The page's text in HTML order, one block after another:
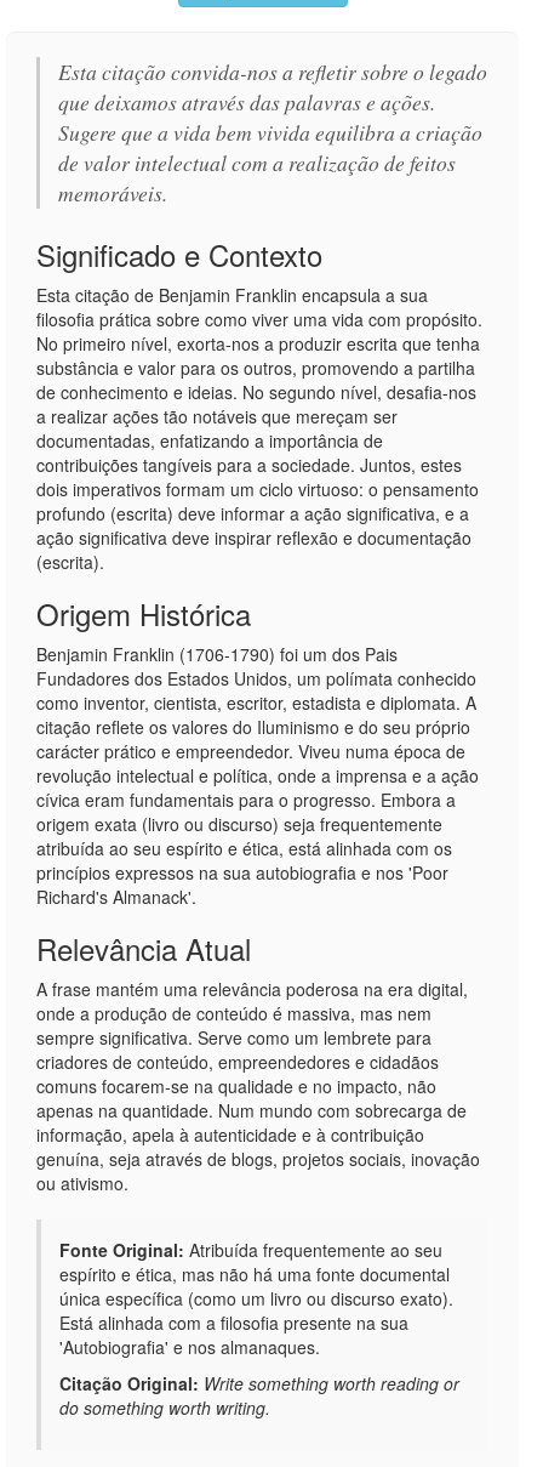
Esta citação convida-nos a refletir sobre o legado
que deixamos através das palavras e ações.
Sugere que a vida bem vivida equilibra a criação
de valor intelectual com a realização de feitos
memoráveis.
Significado e Contexto
Esta citação de Benjamin Franklin encapsula a sua
filosofia prática sobre como viver uma vida com propósito.
No primeiro nível, exorta-nos a produzir escrita que tenha
substância e valor para os outros, promovendo a partilha
de conhecimento e ideias. No segundo nível, desafia-nos
a realizar ações tão notáveis que mereçam ser
documentadas, enfatizando a importância de
contribuições tangíveis para a sociedade. Juntos, estes
dois imperativos formam um ciclo virtuoso: o pensamento
profundo (escrita) deve informar a ação significativa, e a
ação significativa deve inspirar reflexão e documentação
(escrita).
Origem Histórica
Benjamin Franklin (1706-1790) foi um dos Pais
Fundadores dos Estados Unidos, um polímata conhecido
como inventor, cientista, escritor, estadista e diplomata. A
citação reflete os valores do Iluminismo e do seu próprio
carácter prático e empreendedor. Viveu numa época de
revolução intelectual e política, onde a imprensa e a ação
cívica eram fundamentais para o progresso. Embora a
origem exata (livro ou discurso) seja frequentemente
atribuída ao seu espírito e ética, está alinhada com os
princípios expressos na sua autobiografia e nos 'Poor
Richard's Almanack'.
Relevância Atual
A frase mantém uma relevância poderosa na era digital,
onde a produção de conteúdo é massiva, mas nem
sempre significativa. Serve como um lembrete para
criadores de conteúdo, empreendedores e cidadãos
comuns focarem-se na qualidade e no impacto, não
apenas na quantidade. Num mundo com sobrecarga de
informação, apela à autenticidade e à contribuição
genuína, seja através de blogs, projetos sociais, inovação
ou ativismo.
Fonte Original: Atribuída frequentemente ao seu
espírito e ética, mas não há uma fonte documental
única específica (como um livro ou discurso exato).
Está alinhada com a filosofia presente na sua
'Autobiografia' e nos almanaques.
Citação Original: Write something worth reading or
do something worth writing.